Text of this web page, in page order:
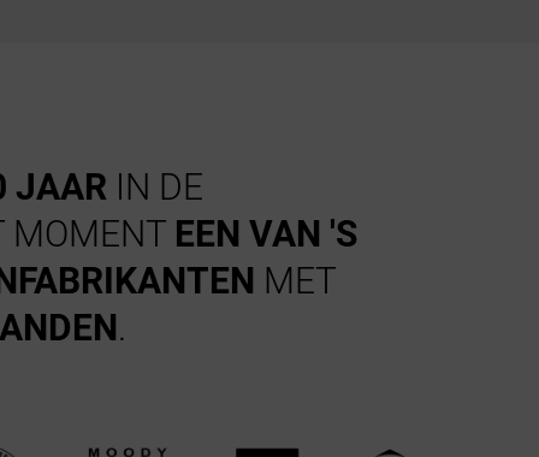
JAAR IN DE
MOMENT EEN VAN 'S
MET
.